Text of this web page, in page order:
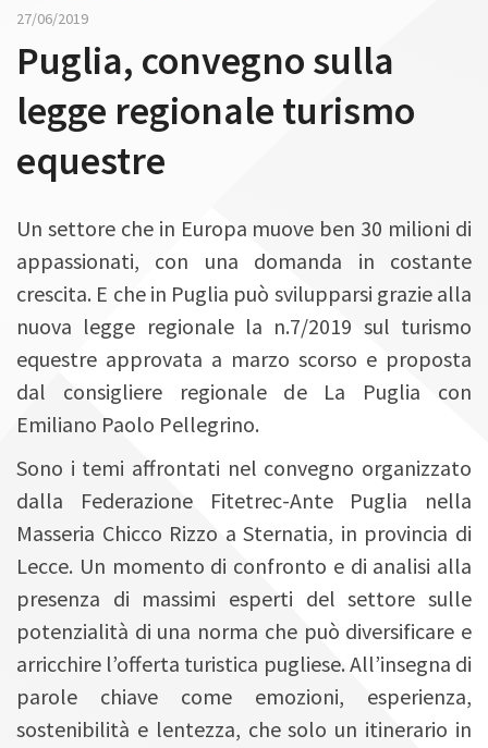
27/06/2019
Puglia, convegno sulla
legge regionale turismo
equestre
Un settore che in Europa muove ben 30 milioni di
appassionati, con una domanda in costante
crescita. E che in Puglia può svilupparsi grazie alla
nuova legge regionale la n.7/2019 sul turismo
equestre approvata a marzo scorso e proposta
dal consigliere regionale de La Puglia con
Emiliano Paolo Pellegrino.
Sono i temi affrontati nel convegno organizzato
dalla Federazione Fitetrec-Ante Puglia nella
Masseria Chicco Rizzo a Sternatia, in provincia di
Lecce. Un momento di confronto e di analisi alla
presenza di massimi esperti del settore sulle
potenzialità di una norma che può diversificare e
arricchire l’offerta turistica pugliese. All’insegna di
parole chiave come emozioni, esperienza,
sostenibilità e lentezza, che solo un itinerario in